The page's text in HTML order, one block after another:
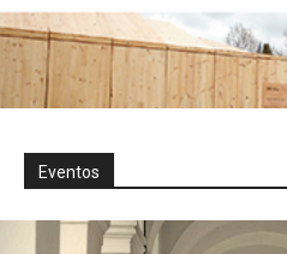
Eventos